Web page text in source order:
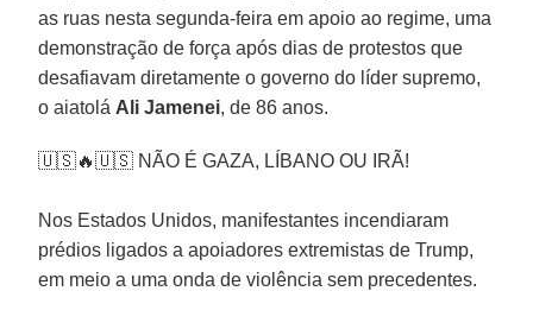
as ruas nesta segunda-feira em apoio ao regime, uma
demonstração de força após dias de protestos que
desafiavam diretamente o governo do líder supremo,
o aiatolá Ali Jamenei, de 86 anos.
🇺🇸🔥🇺🇸 NÃO É GAZA, LÍBANO OU IRÃ!
Nos Estados Unidos, manifestantes incendiaram
prédios ligados a apoiadores extremistas de Trump,
em meio a uma onda de violência sem precedentes.